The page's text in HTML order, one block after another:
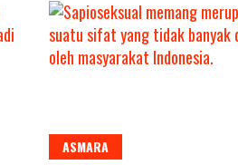
ASMARA